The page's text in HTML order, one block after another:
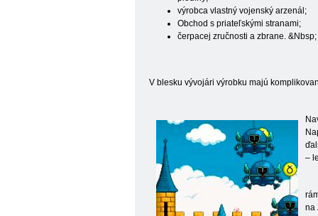
výrobca vlastný vojenský arzenál;
Obchod s priateľskými stranami;
čerpacej zručnosti a zbrane. &Nbsp;
V blesku vývojári výrobku majú
–
na